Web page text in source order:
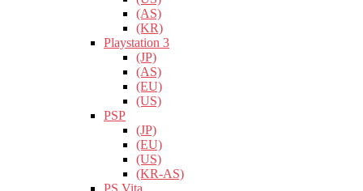
(AS)
(KR)
Playstation 3
(JP)
(AS)
(EU)
(US)
PSP
(JP)
(EU)
(US)
(KR-AS)